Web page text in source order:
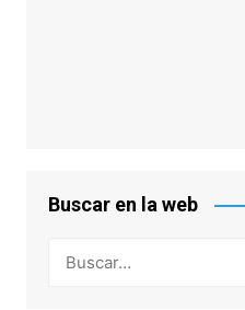
Buscar en la web